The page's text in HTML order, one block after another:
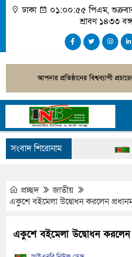
ঢাকা ০১:০০:৫৬ পিএম,
শ্রাবণ ১৪৩৩
সংবাদ শিরোনাম
হবে:
প্রচ্ছদ
জাতীয়
একুশে বইমেলা উদ্বোধন করলেন
একুশে বইমেলা উদ্বোধন করলেন